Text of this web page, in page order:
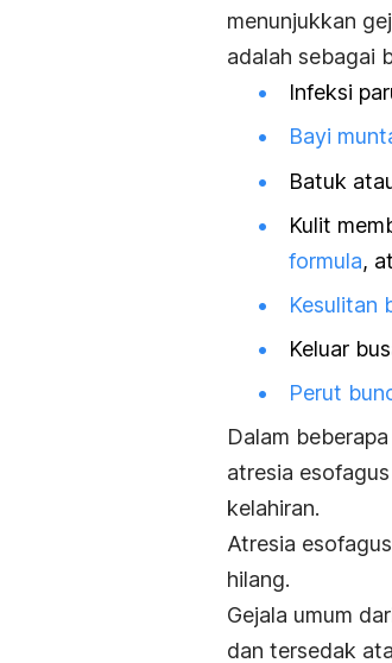
menunjukkan
adalah sebagai
Infeksi
Bayi
Batuk
Kulit
formula,
Kesulitan
Keluar
Perut
Dalam
atresia
kelahiran.
Atresia
hilang.
Gejala umum
dan tersedak